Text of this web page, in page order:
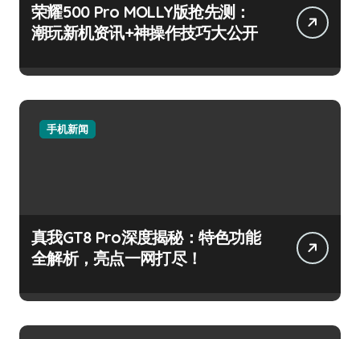
荣耀500 Pro MOLLY版抢先测：
潮玩新机资讯+神操作技巧大公开
手机新闻
真我GT8 Pro深度揭秘：特色功能
全解析，亮点一网打尽！